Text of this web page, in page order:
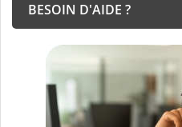
BESOIN D'AIDE ?